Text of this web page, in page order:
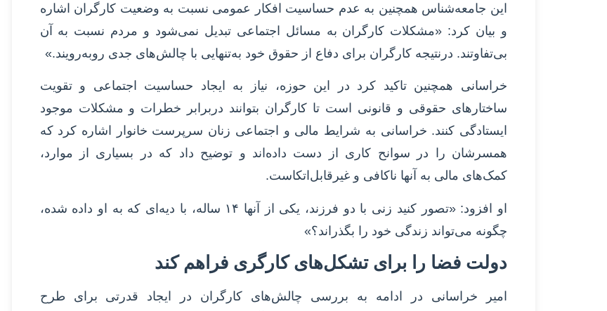
این جامعه‌شناس همچنین به عدم حساسیت افکار عمومی نسبت به وضعیت کارگران اشاره
و بیان کرد: «مشکلات کارگران به مسائل اجتماعی تبدیل نمی‌شود و مردم نسبت به آن
بی‌تفاوتند. درنتیجه کارگران برای دفاع از حقوق خود به‌تنهایی با چالش‌های جدی روبه‌رویند.»
خراسانی همچنین تاکید کرد در این حوزه، نیاز به ایجاد حساسیت اجتماعی و تقویت
ساختارهای حقوقی و قانونی است تا کارگران بتوانند دربرابر خطرات و مشکلات موجود
ایستادگی کنند. خراسانی به شرایط مالی و اجتماعی زنان سرپرست خانوار اشاره کرد که
همسرشان را در سوانح کاری از دست داده‌اند و توضیح داد که در بسیاری از موارد،
کمک‌های مالی به آنها ناکافی و غیرقابل‌اتکاست.
او افزود: «تصور کنید زنی با دو فرزند، یکی از آنها ۱۴ ساله، با دیه‌ای که به او داده شده،
چگونه می‌تواند زندگی خود را بگذراند؟»
دولت فضا را برای تشکل‌های کارگری فراهم کند
امیر خراسانی در ادامه به بررسی چالش‌های کارگران در ایجاد قدرتی برای طرح